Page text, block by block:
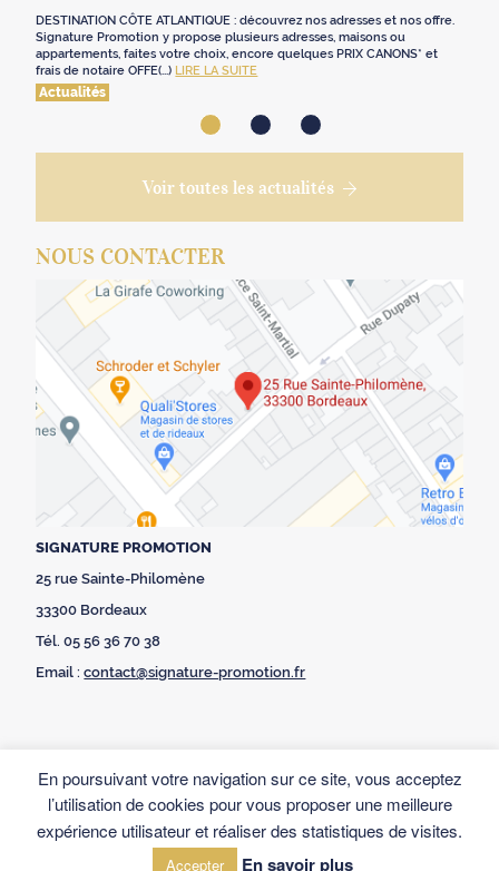
DESTINATION CÔTE ATLANTIQUE : découvrez nos adresses et nos offre.
Signature Promotion y propose plusieurs adresses, maisons ou
appartements, faites votre choix, encore quelques PRIX CANONS* et
frais de notaire OFFE(...) LIRE LA SUITE
Actualités
Voir toutes les actualités
NOUS CONTACTER
SIGNATURE PROMOTION
25 rue Sainte-Philomène
33300 Bordeaux
Tél. 05 56 36 70 38
Email :contact@signature-promotion.fr
En poursuivant votre navigation sur ce site, vous acceptez
l’utilisation de cookies pour vous proposer une meilleure
expérience utilisateur et réaliser des statistiques de visites.
Accepter En savoir plus